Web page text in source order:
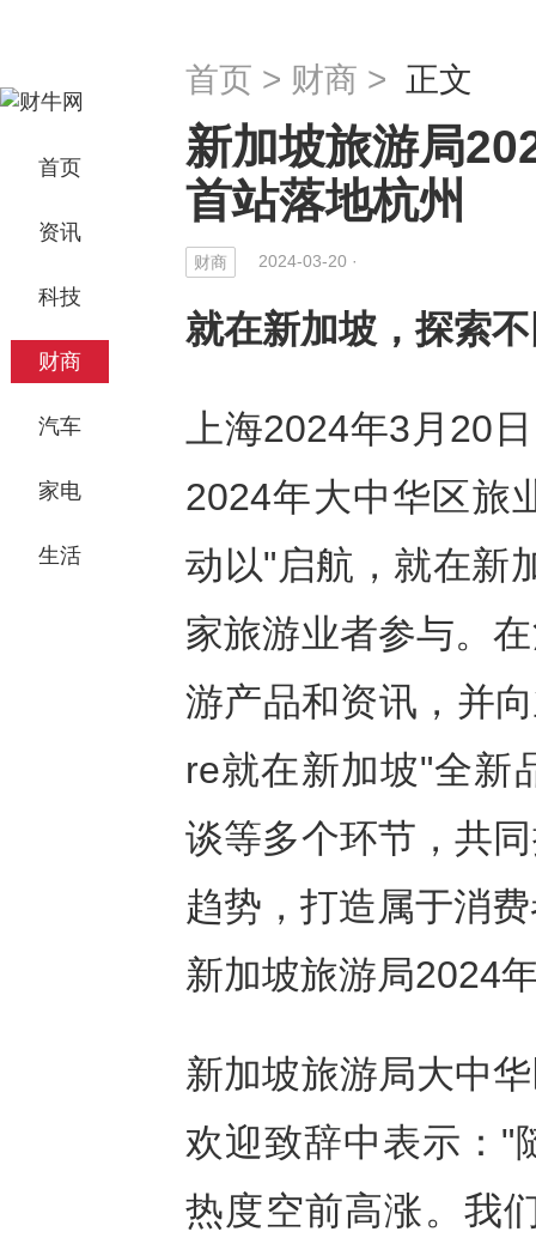
首页
资讯
科技
财商
汽车
家电
生活
首页 > 财商 > 正文
新加坡旅游局
首站落地杭州
财商 2024-03-20 ·
就在新加坡，探索
上海2024年3月20
2024年大中华区旅
动以"启航，就在新
家旅游业者参与。
游产品和资讯，并
re就在新加坡"全新
谈等多个环节，共
趋势，打造属于消
新加坡旅游局2024
新加坡旅游局大中
欢迎致辞中表示："
热度空前高涨。我